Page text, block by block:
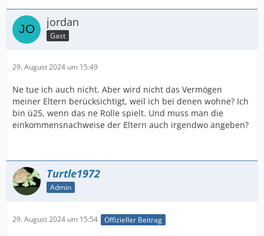
jordan
Gast
29. August 2024 um 15:49
Ne tue ich auch nicht. Aber wird nicht das Vermögen
meiner Eltern berücksichtigt, weil ich bei denen wohne? Ich
bin ü25, wenn das ne Rolle spielt. Und muss man die
einkommensnachweise der Eltern auch irgendwo angeben?
Turtle1972
Admin
29. August 2024 um 15:54 Offizieller Beitrag